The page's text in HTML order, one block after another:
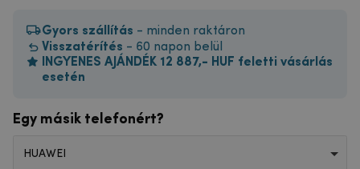
Gyors szállítás - minden raktáron
Visszatérítés - 60 napon belül
INGYENES AJÁNDÉK 12 887,- HUF feletti vásárlás
esetén
Egy másik telefonért?
HUAWEI